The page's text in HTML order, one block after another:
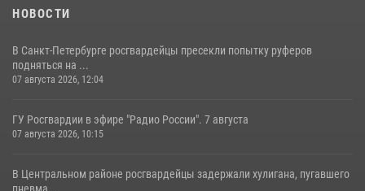
НОВОСТИ
В Санкт-Петербурге росгвардейцы пресекли попытку руферов
подняться на ...
07 августа 2026, 12:04
ГУ Росгвардии в эфире "Радио России". 7 августа
07 августа 2026, 10:15
В Центральном районе росгвардейцы задержали хулигана, пугавшего